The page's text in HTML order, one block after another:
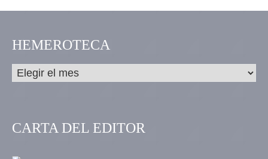
HEMEROTECA
CARTA DEL EDITOR